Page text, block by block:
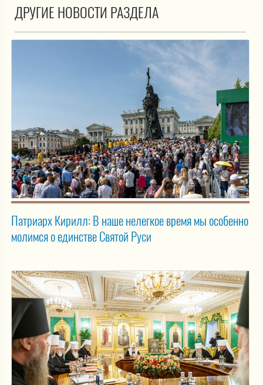
ДРУГИЕ НОВОСТИ РАЗДЕЛА
Патриарх Кирилл: В наше нелегкое время мы особенно
молимся о единстве Святой Руси